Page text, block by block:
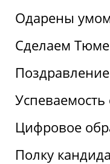
Одарены
Сделаем
Цифровое
Полку